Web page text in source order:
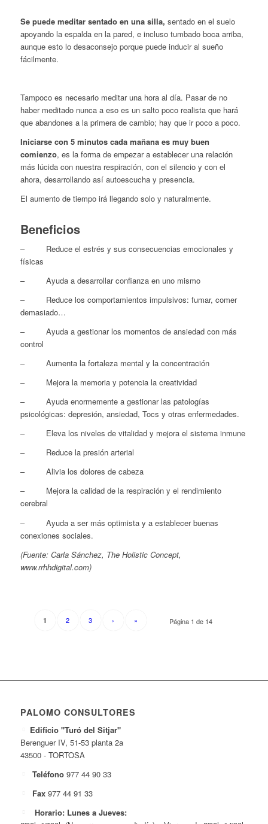
Se puede meditar sentado en una silla, sentado en el suelo
apoyando la espalda en la pared, e incluso tumbado boca arriba,
aunque esto lo desaconsejo porque puede inducir al sueño
fácilmente.
Tampoco es necesario meditar una hora al día. Pasar de no
haber meditado nunca a eso es un salto poco realista que hará
que abandones a la primera de cambio; hay que ir poco a poco.
Iniciarse con 5 minutos cada mañana es muy buen
comienzo, es la forma de empezar a establecer una relación
más lúcida con nuestra respiración, con el silencio y con el
ahora, desarrollando así autoescucha y presencia.
El aumento de tiempo irá llegando solo y naturalmente.
Beneficios
– Reduce el estrés y sus consecuencias emocionales y
físicas
– Ayuda a desarrollar confianza en uno mismo
– Reduce los comportamientos impulsivos: fumar, comer
demasiado…
– Ayuda a gestionar los momentos de ansiedad con más
control
– Aumenta la fortaleza mental y la concentración
– Mejora la memoria y potencia la creatividad
– Ayuda enormemente a gestionar las patologías
psicológicas: depresión, ansiedad, Tocs y otras enfermedades.
– Eleva los niveles de vitalidad y mejora el sistema inmune
– Reduce la presión arterial
– Alivia los dolores de cabeza
– Mejora la calidad de la respiración y el rendimiento
cerebral
– Ayuda a ser más optimista y a establecer buenas
conexiones sociales.
(Fuente: Carla Sánchez, The Holistic Concept,
www.rrhhdigital.com)
Página 1 de 14
1 2 3 › »
PALOMO CONSULTORES
Edificio "Turó del Sitjar"
Berenguer IV, 51-53 planta 2a
43500 - TORTOSA
Teléfono 977 44 90 33
Fax 977 44 91 33
Horario: Lunes a Jueves: